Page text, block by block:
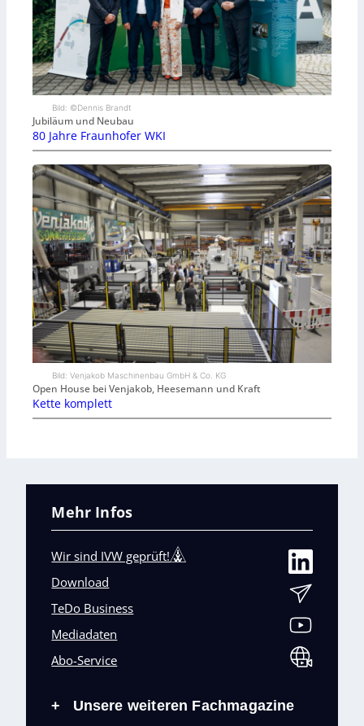
Bild: ©Dennis Brandt
Jubiläum und Neubau
80 Jahre Fraunhofer WKI
Bild: Venjakob Maschinenbau GmbH & Co. KG
Open House bei Venjakob, Heesemann und Kraft
Kette komplett
Mehr Infos
Wir sind IVW geprüft!
Download
TeDo Business
Mediadaten
Abo-Service
+ Unsere weiteren Fachmagazine